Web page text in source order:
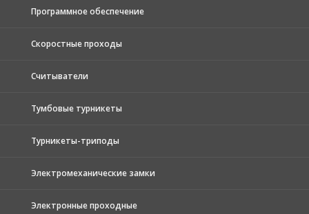
Программное обеспечение
Скоростные проходы
Считыватели
Тумбовые турникеты
Турникеты-триподы
Электромеханические замки
Электронные проходные